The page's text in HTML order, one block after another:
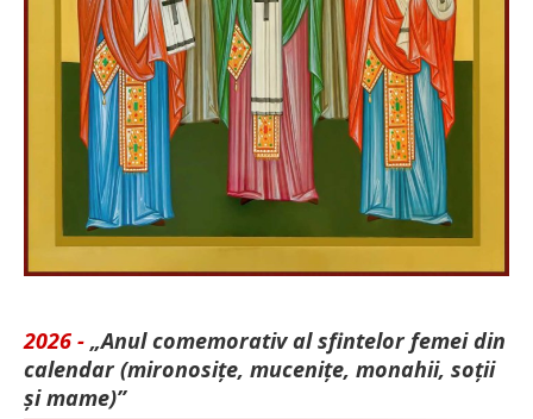
2026 - „Anul comemorativ al sfintelor femei din
calendar (mironosițe, mu­cenițe, monahii, soții
și mame)”